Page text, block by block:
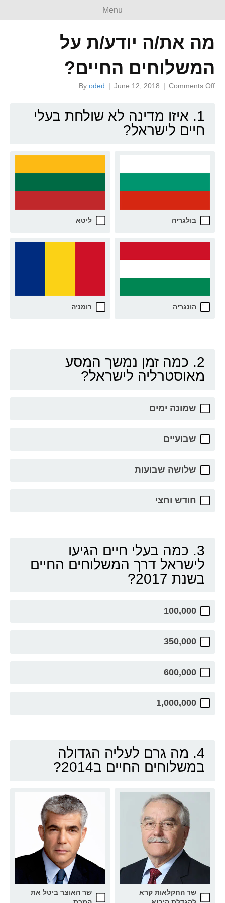
Menu
מה את/ה יודע/ת על
המשלוחים החיים?
Byoded | June 12, 2018 |Comments Off
on
יודע/ת
1. איזו מדינה לא שולחת בעלי
חיים לישראל?
ליטא בולגריה
רומניה הונגריה
2. כמה זמן נמשך המסע
מאוסטרליה לישראל?
שמונה ימים
שבועיים
שלושה שבועות
חודש וחצי
3. כמה בעלי חיים הגיעו
לישראל דרך המשלוחים החיים
בשנת 2017?
100,000
350,000
600,000
1,000,000
4. מה גרם לעליה הגדולה
במשלוחים החיים ב2014?
שר האוצר ביטל את
שר החקלאות קרא